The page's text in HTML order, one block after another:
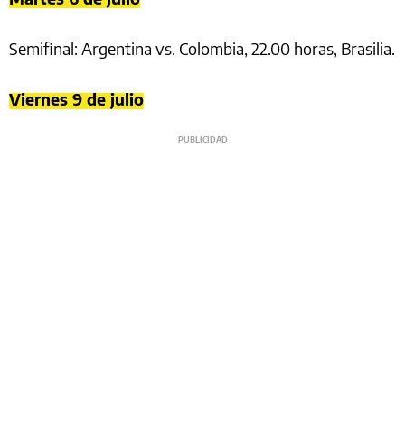
Semifinal: Argentina vs. Colombia, 22.00 horas, Brasilia.
Viernes 9 de julio